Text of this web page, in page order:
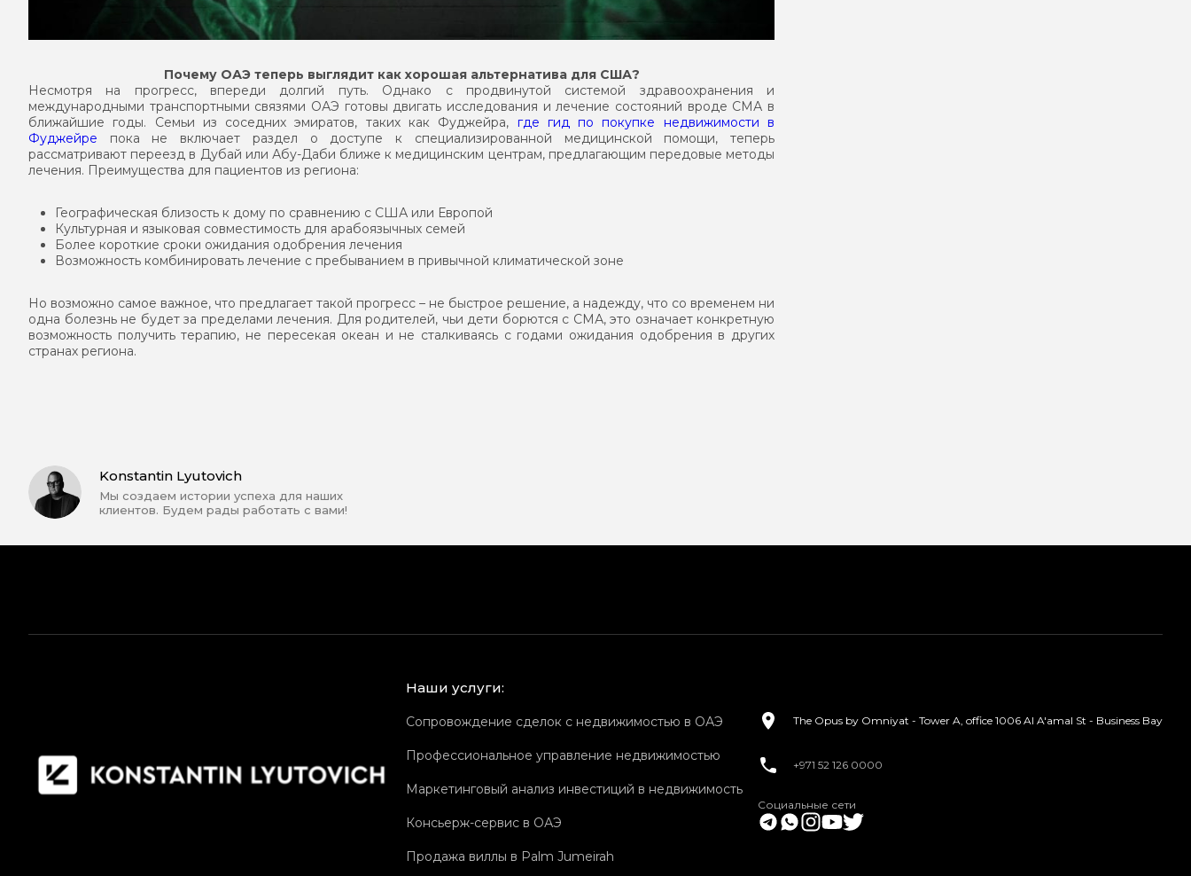
Почему ОАЭ теперь выглядит как хорошая альтернатива для США?
Несмотря на прогресс, впереди долгий путь. Однако с продвинутой системой здравоохранения и
международными транспортными связями ОАЭ готовы двигать исследования и лечение состояний вроде СМА в
ближайшие годы. Семьи из соседних эмиратов, таких как Фуджейра, где гид по покупке недвижимости в
Фуджейре пока не включает раздел о доступе к специализированной медицинской помощи, теперь
рассматривают переезд в Дубай или Абу-Даби ближе к медицинским центрам, предлагающим передовые методы
лечения. Преимущества для пациентов из региона:
Географическая близость к дому по сравнению с США или Европой
Культурная и языковая совместимость для арабоязычных семей
Более короткие сроки ожидания одобрения лечения
Возможность комбинировать лечение с пребыванием в привычной климатической зоне
Но возможно самое важное, что предлагает такой прогресс – не быстрое решение, а надежду, что со временем ни
одна болезнь не будет за пределами лечения. Для родителей, чьи дети борются с СМА, это означает конкретную
возможность получить терапию, не пересекая океан и не сталкиваясь с годами ожидания одобрения в других
странах региона.
Konstantin Lyutovich
Мы создаем истории успеха для наших
клиентов. Будем рады работать с вами!
Наши услуги:
Сопровождение сделок с недвижимостью в ОАЭ
Профессиональное управление недвижимостью
Маркетинговый анализ инвестиций в недвижимость
Консьерж-сервис в ОАЭ
Продажа виллы в Palm Jumeirah
The Opus by Omniyat - Tower A, office 1006 Al A'amal St - Business Bay
+971 52 126 0000
Социальные сети